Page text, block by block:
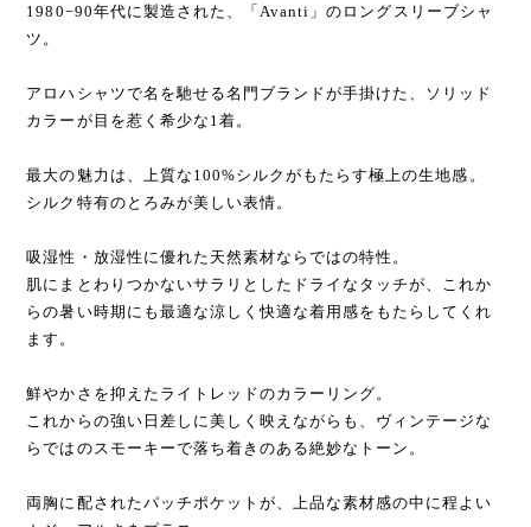
1980−90年代に製造された、「Avanti」のロングスリーブシャ
ツ。
アロハシャツで名を馳せる名門ブランドが手掛けた、ソリッド
カラーが目を惹く希少な1着。
最大の魅力は、上質な100%シルクがもたらす極上の生地感。
シルク特有のとろみが美しい表情。
吸湿性・放湿性に優れた天然素材ならではの特性。
肌にまとわりつかないサラリとしたドライなタッチが、これか
らの暑い時期にも最適な涼しく快適な着用感をもたらしてくれ
ます。
鮮やかさを抑えたライトレッドのカラーリング。
これからの強い日差しに美しく映えながらも、ヴィンテージな
らではのスモーキーで落ち着きのある絶妙なトーン。
両胸に配されたパッチポケットが、上品な素材感の中に程よい